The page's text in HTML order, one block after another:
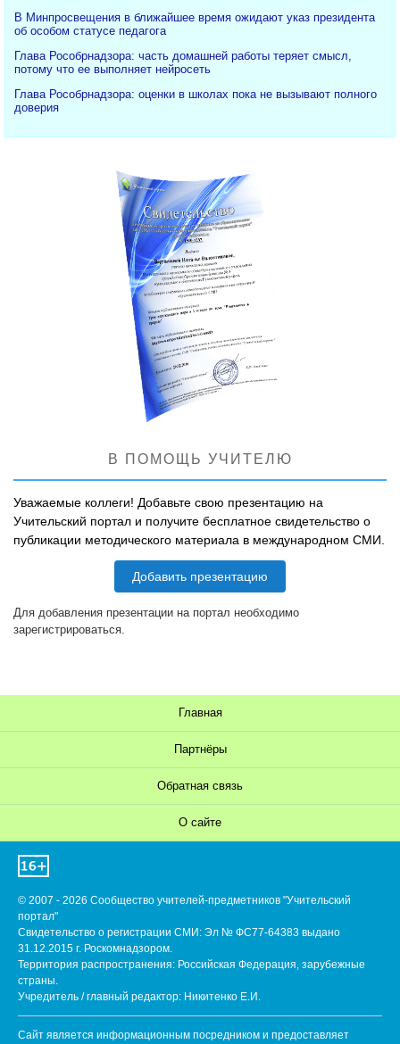
В Минпросвещения в ближайшее время ожидают указ президента
об особом статусе педагога
Глава Рособрнадзора: часть домашней работы теряет смысл,
потому что ее выполняет нейросеть
Глава Рособрнадзора: оценки в школах пока не вызывают полного
доверия
В ПОМОЩЬ УЧИТЕЛЮ
Уважаемые коллеги! Добавьте свою презентацию на
Учительский портал и получите бесплатное свидетельство о
публикации методического материала в международном СМИ.
Добавить презентацию
Для добавления презентации на портал необходимо
зарегистрироваться.
Главная
Партнёры
Обратная связь
О сайте
© 2007 - 2026 Сообщество учителей-предметников "Учительский
портал"
Свидетельство о регистрации СМИ: Эл № ФС77-64383 выдано
31.12.2015 г. Роскомнадзором.
Территория распространения: Российская Федерация, зарубежные
страны.
Учредитель / главный редактор: Никитенко Е.И.
Сайт является информационным посредником и предоставляет